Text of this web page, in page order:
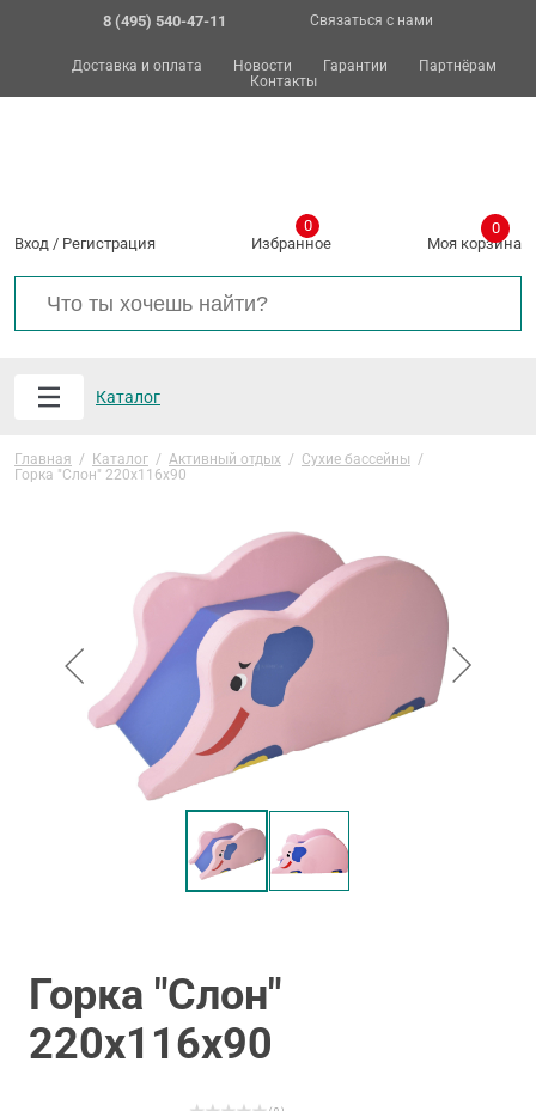
8 (495) 540-47-11 Связаться с нами
Доставка и оплата Новости Гарантии
Партнёрам
Контакты
Вход / Регистрация Избранное
0
Моя корзина
0
Каталог
Главная / Каталог / Активный отдых / Сухие бассейны /
Горка "Слон" 220х116х90
Горка "Слон"
220х116х90